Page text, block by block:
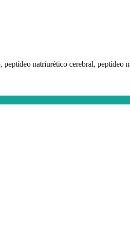
peptídeo natriurético cerebral,